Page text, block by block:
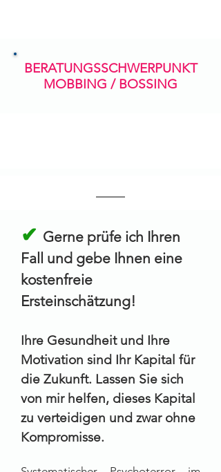
BERATUNGSSCHWERPUNKT
MOBBING / BOSSING
✔ Gerne prüfe ich Ihren
Fall und gebe Ihnen eine
kostenfreie
Ersteinschätzung!
Ihre Gesundheit und Ihre
Motivation sind Ihr Kapital für
die Zukunft. Lassen Sie sich
von mir helfen, dieses Kapital
zu verteidigen und zwar ohne
Kompromisse.